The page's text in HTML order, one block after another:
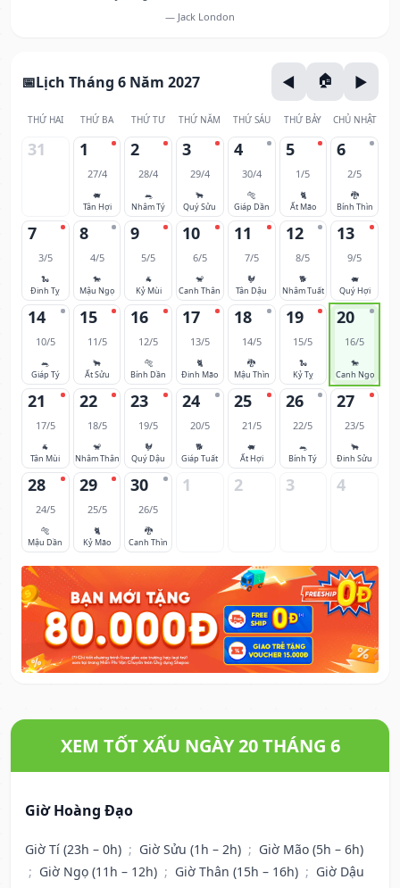
— Jack London
Lịch Tháng 6 Năm 2027
THỨ HAI THỨ BA THỨ TƯ THỨ NĂM THỨ SÁU THỨ BẢY CHỦ NHẬT
31 1
27/4
🐖
Tân Hợi
2
28/4
🐀
Nhâm Tý
3
29/4
🐂
Quý Sửu
4
30/4
🐅
Giáp Dần
5
1/5
🐈
Ất Mão
6
2/5
🐉
Bính Thìn
7
3/5
🐍
Đinh Tỵ
8
4/5
🐎
Mậu Ngọ
9
5/5
🐐
Kỷ Mùi
10
6/5
🐒
Canh Thân
11
7/5
🐓
Tân Dậu
12
8/5
🐕
Nhâm Tuất
13
9/5
🐖
Quý Hợi
14
10/5
🐀
Giáp Tý
15
11/5
🐂
Ất Sửu
16
12/5
🐅
Bính Dần
17
13/5
🐈
Đinh Mão
18
14/5
🐉
Mậu Thìn
19
15/5
🐍
Kỷ Tỵ
20
16/5
🐎
Canh Ngọ
21
17/5
🐐
Tân Mùi
22
18/5
🐒
Nhâm Thân
23
19/5
🐓
Quý Dậu
24
20/5
🐕
Giáp Tuất
25
21/5
🐖
Ất Hợi
26
22/5
🐀
Bính Tý
27
23/5
🐂
Đinh Sửu
28
24/5
🐅
Mậu Dần
29
25/5
🐈
Kỷ Mão
30
26/5
🐉
Canh Thìn
1 2 3 4
XEM TỐT XẤU NGÀY 20 THÁNG 6
Giờ Hoàng Đạo
Giờ Tí (23h – 0h) ; Giờ Sửu (1h – 2h) ; Giờ Mão (5h – 6h)
; Giờ Ngọ (11h – 12h) ; Giờ Thân (15h – 16h) ; Giờ Dậu